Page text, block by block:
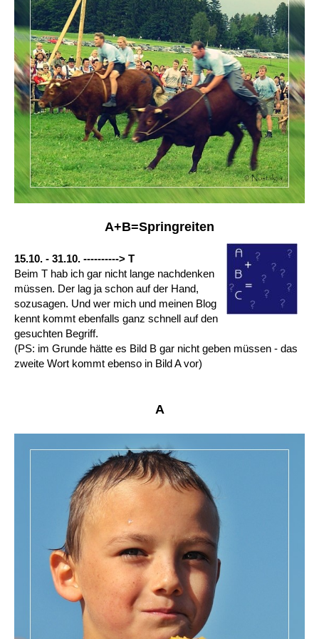
A+B=Springreiten
15.10. - 31.10. ----------> T
Beim T hab ich gar nicht lange nachdenken
müssen. Der lag ja schon auf der Hand,
sozusagen. Und wer mich und meinen Blog
kennt kommt ebenfalls ganz schnell auf den
gesuchten Begriff.
(PS: im Grunde hätte es Bild B gar nicht geben müssen - das
zweite Wort kommt ebenso in Bild A vor)
A